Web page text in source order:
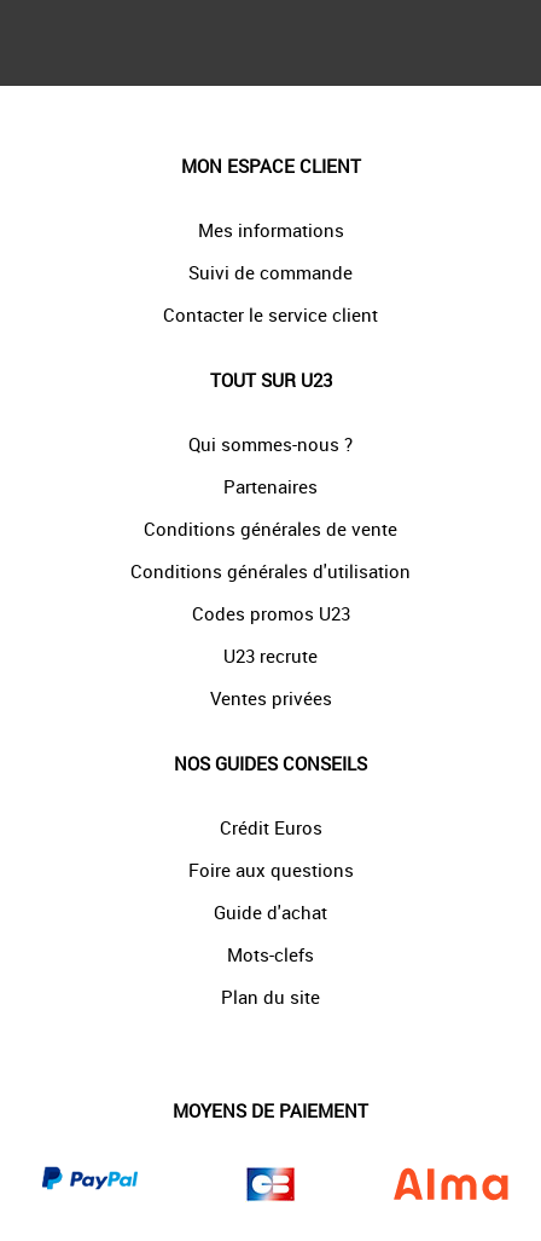
MON ESPACE CLIENT
Mes informations
Suivi de commande
Contacter le service client
TOUT SUR U23
Qui sommes-nous ?
Partenaires
Conditions générales de vente
Conditions générales d'utilisation
Codes promos U23
U23 recrute
Ventes privées
NOS GUIDES CONSEILS
Crédit Euros
Foire aux questions
Guide d'achat
Mots-clefs
Plan du site
MOYENS DE PAIEMENT